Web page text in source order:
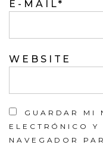
E-MAIL*
WEBSITE
GUARDAR MI
ELECTRÓNICO Y
NAVEGADOR